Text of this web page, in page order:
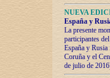
NUEVA
España y
La presente
participantes
España y
Coruña y el
de julio de